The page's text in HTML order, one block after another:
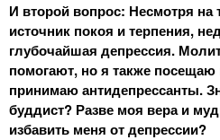
И второй вопрос: Несмотря на
источник покоя и терпения,
глубочайшая депрессия.
помогают, но я также посещаю
принимаю антидепрессанты.
буддист? Разве моя вера и
избавить меня от депрессии?